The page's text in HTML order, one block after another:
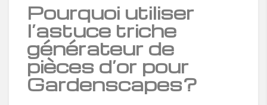
Pourquoi utiliser
l’astuce triche
générateur de
pièces d’or pour
Gardenscapes?